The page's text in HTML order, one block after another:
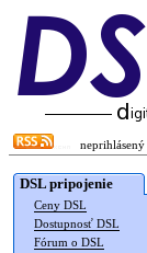
neprihlásený
DSL pripojenie
Ceny DSL
Dostupnosť DSL
Fórum o DSL